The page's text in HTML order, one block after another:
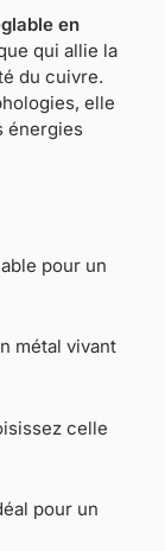
en
qui allie la
du cuivre.
elle
énergies
pour un
métal vivant
celle
pour un